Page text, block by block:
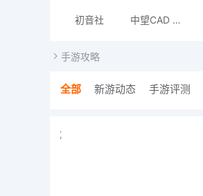
初音社 中望CAD 2008
手游攻略
全部 新游动态 手游评测